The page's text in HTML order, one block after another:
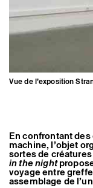
Vue de l’exposition
En confrontant
machine, l’objet
sortes de
in the night
voyage entre
assemblage de